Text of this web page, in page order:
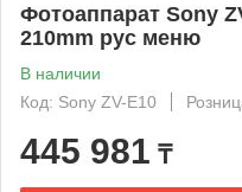
Фотоаппарат Sony
210mm рус меню
В наличии
Код: Sony ZV-E10
445 981 ₸